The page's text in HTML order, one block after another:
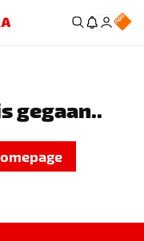
gegaan..